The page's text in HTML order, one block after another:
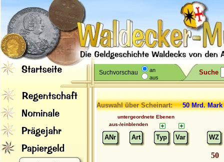
Suchvorschau
an
aus
Suche
Auswahl über Scheinart:50 Mrd. Mark
untergeordnete Ebenen
aus-/einblenden
ANr Art Typ Var WZ
50